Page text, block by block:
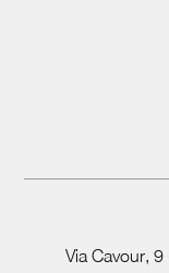
Via Cavour,